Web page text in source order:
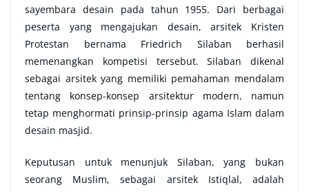
sayembara desain pada tahun 1955. Dari berbagai
peserta yang mengajukan desain, arsitek Kristen
Protestan bernama Friedrich Silaban berhasil
memenangkan kompetisi tersebut. Silaban dikenal
sebagai arsitek yang memiliki pemahaman mendalam
tentang konsep-konsep arsitektur modern, namun
tetap menghormati prinsip-prinsip agama Islam dalam
desain masjid.
Keputusan untuk menunjuk Silaban, yang bukan
seorang Muslim, sebagai arsitek Istiqlal, adalah